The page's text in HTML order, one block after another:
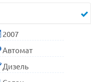
2007
Автомат
Дизель